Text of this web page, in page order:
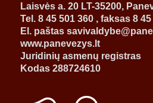
Laisvės a. 20 LT-35200,
Tel. 8 45 501 360 , faksas 8
El. paštas
www.panevezys.lt
Juridinių asmenų registras
Kodas 288724610